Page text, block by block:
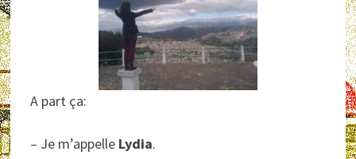
A part ça:
– Je m’appelle Lydia.